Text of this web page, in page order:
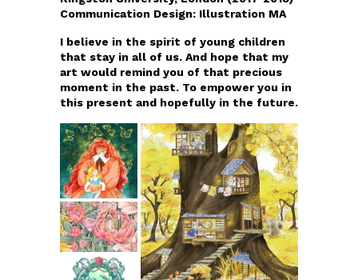
Communication Design: Illustration MA
I believe in the spirit of young children
that stay in all of us. And hope that my
art would remind you of that precious
moment in the past. To empower you in
this present and hopefully in the future.